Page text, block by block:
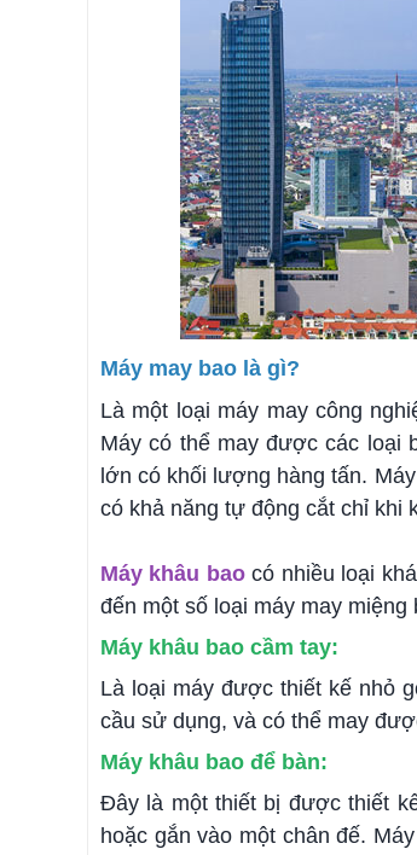
Máy may bao là gì?
Là một loại máy may công
Máy có thể may được các loại
lớn có khối lượng hàng tấn.
có khả năng tự động cắt chỉ khi
Máy khâu baocó nhiều loại
đến một số loại máy may miệng
Máy khâu bao cầm tay:
Là loại máy được thiết kế nhỏ
cầu sử dụng, và có thể may
Máy khâu bao để bàn:
Đây là một thiết bị được thiết
hoặc gắn vào một chân đế.